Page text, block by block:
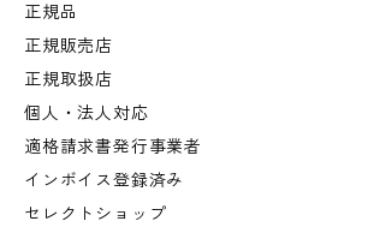
正規品
正規販売店
正規取扱店
個人・法人対応
適格請求書発行事業者
インボイス登録済み
セレクトショップ